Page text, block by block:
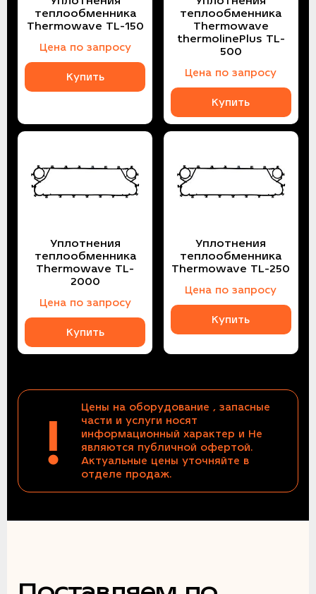
теплообменника
Thermowave TL-150
Цена по запросу
Купить
теплообменника
Thermowave
thermolinePlus TL-
500
Цена по запросу
Купить
Уплотнения
теплообменника
Thermowave TL-
2000
Цена по запросу
Купить
Уплотнения
теплообменника
Thermowave TL-250
Цена по запросу
Купить
!
Цены на оборудование , запасные
части и услуги носят
информационный характер и Не
являются публичной офертой.
Актуальные цены уточняйте в
отделе продаж.